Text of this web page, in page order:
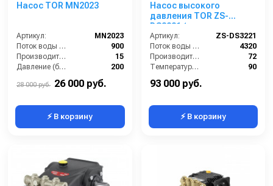
Насос TOR MN2023
Артикул:
MN2023
Поток воды (л/час):
900
Производительность (л/мин):
15
Давление (бар):
200
28 000 руб. 26 000 руб.
⚡ В корзину
Насос высокого
давления TOR ZS-
DS3221 (межосевое
расстояние 87мм)
Артикул:
ZS-DS3221
Поток воды (л/час):
4320
Производительность (л/мин):
72
Температура (°C):
90
Давление (бар):
93 000 руб.
⚡ В корзину